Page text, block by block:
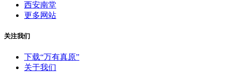
西安南堂
更多网站
关注我们
下载“万有真原”
关于我们